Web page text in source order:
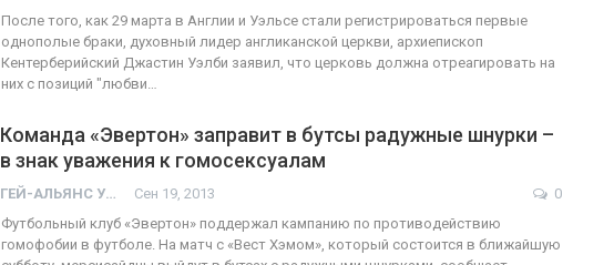
После того, как 29 марта в Англии и Уэльсе стали регистрироваться первые
однополые браки, духовный лидер англиканской церкви, архиепископ
Кентерберийский Джастин Уэлби заявил, что церковь должна отреагировать на
них с позиций "любви…
Команда «Эвертон» заправит в бутсы радужные шнурки –
в знак уважения к гомосексуалам
ГЕЙ-АЛЬЯНС УКРАИНА Сен 19, 2013
0
Футбольный клуб «Эвертон» поддержал кампанию по противодействию
гомофобии в футболе. На матч с «Вест Хэмом», который состоится в ближайшую